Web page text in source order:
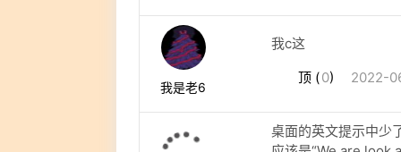
我是老6
我c这
顶 (0) 2022-
桌面的英文提示中少